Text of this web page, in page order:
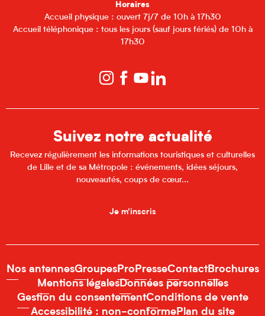
Horaires
Accueil physique : ouvert 7j/7 de 10h à 17h30
Accueil téléphonique : tous les jours (sauf jours fériés) de 10h à
17h30
Suivez notre actualité
Recevez régulièrement les informations touristiques et culturelles
de Lille et de sa Métropole : événements, idées séjours,
nouveautés, coups de cœur...
Je m'inscris
Nos antennesGroupesPro PresseContactBrochures
Mentions légalesDonnées personnelles
Gestion du consentementConditions de vente
Accessibilité : non-conformePlan du site